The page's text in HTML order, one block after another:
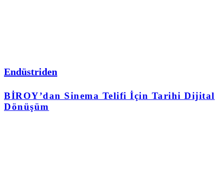
Endüstriden
BİROY’dan Sinema Telifi İçin Tarihi Dijital
Dönüşüm